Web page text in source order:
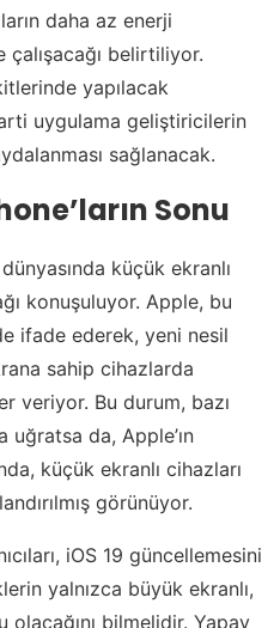
daha az enerji
belirtiliyor.
yapılacak
uygulama geliştiricilerin
sağlanacak.
Sonu
küçük ekranlı
konuşuluyor. Apple, bu
ifade ederek, yeni nesil
sahip cihazlarda
veriyor. Bu durum, bazı
uğratsa da, Apple’ın
küçük ekranlı cihazları
görünüyor.
iOS 19 güncellemesini
yalnızca büyük ekranlı,
bilmelidir. Yapay